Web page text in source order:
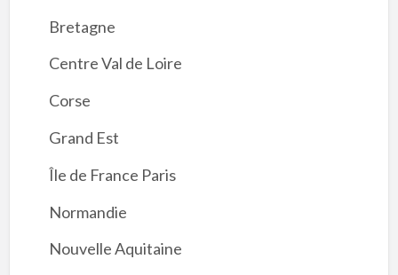
Bretagne
Centre Val de Loire
Corse
Grand Est
Île de France Paris
Normandie
Nouvelle Aquitaine